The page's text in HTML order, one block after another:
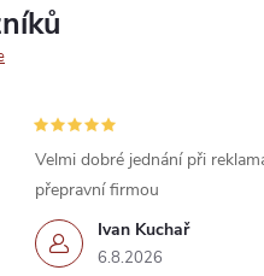
Ivan Kuchař
6.8.2026
Velmi dobré jednání při
přepravní firmou